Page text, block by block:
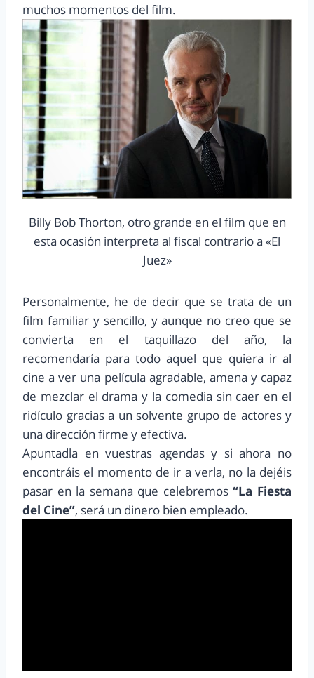
muchos momentos del film.
Billy Bob Thorton, otro grande en el film que en
esta ocasión interpreta al fiscal contrario a «El
Juez»
Personalmente, he de decir que se trata de un
film familiar y sencillo, y aunque no creo que se
convierta en el taquillazo del año, la
recomendaría para todo aquel que quiera ir al
cine a ver una película agradable, amena y capaz
de mezclar el drama y la comedia sin caer en el
ridículo gracias a un solvente grupo de actores y
una dirección firme y efectiva.
Apuntadla en vuestras agendas y si ahora no
encontráis el momento de ir a verla, no la dejéis
pasar en la semana que celebremos“La Fiesta
del Cine”, será un dinero bien empleado.